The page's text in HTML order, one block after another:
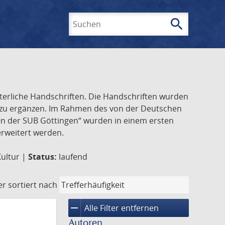
search
Handschriften. Die Handschriften wurden
ergänzen. Im Rahmen des von der Deutschen
SUB Göttingen“ wurden in einem ersten
werden.
| Status: laufend
sortiert nach
remove Alle Filter entfernen